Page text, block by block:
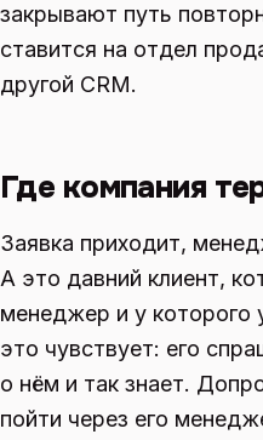
закрывают путь
ставится на отдел
другой CRM.
Где компания
Заявка приходит,
А это давний клиент,
менеджер и у которого
это чувствует: его
о нём и так знает.
пойти через его